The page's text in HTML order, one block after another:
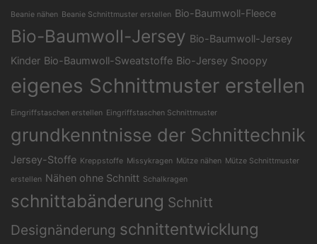
Beanie nähen Beanie Schnittmuster erstellen Bio-Baumwoll-Fleece
Bio-Baumwoll-Jersey Bio-Baumwoll-Jersey
Kinder Bio-Baumwoll-Sweatstoffe Bio-Jersey Snoopy
eigenes Schnittmuster erstellen
Eingriffstaschen erstellen Eingriffstaschen Schnittmuster
grundkenntnisse der Schnittechnik
Jersey-Stoffe Kreppstoffe Missykragen Mütze nähen Mütze Schnittmuster
erstellen Nähen ohne Schnitt Schalkragen
schnittabänderung Schnitt
Designänderung schnittentwicklung